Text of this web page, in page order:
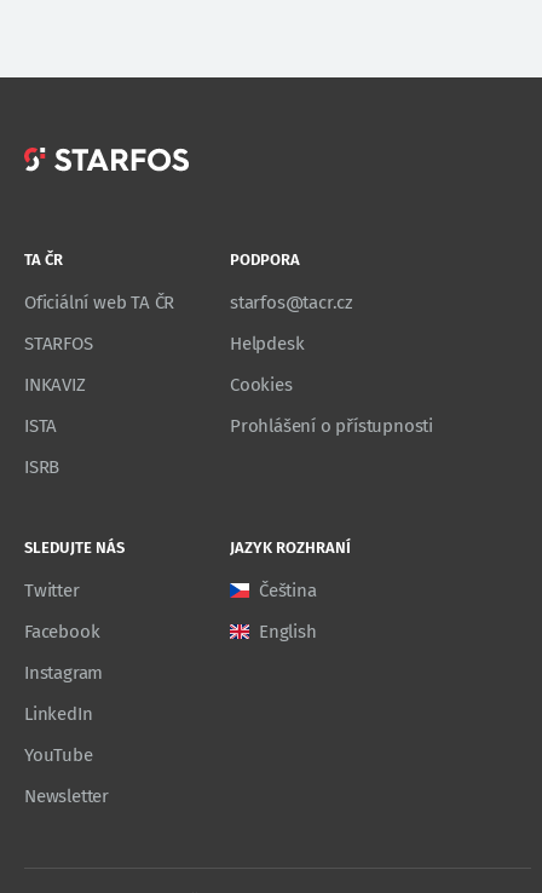
TA ČR
Oficiální web TA ČR
STARFOS
INKAVIZ
ISTA
ISRB
PODPORA
starfos@tacr.cz
Helpdesk
Cookies
Prohlášení o přístupnosti
SLEDUJTE NÁS
Twitter
Facebook
Instagram
LinkedIn
YouTube
Newsletter
JAZYK ROZHRANÍ
Čeština
English